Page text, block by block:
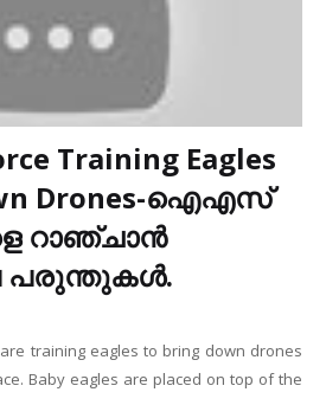
Training Eagles
Drones-ഐഎസ്
റാഞ്ചാൻ
പരുന്തുകള്‍.
training eagles to bring down drones
Baby eagles are placed on top of the